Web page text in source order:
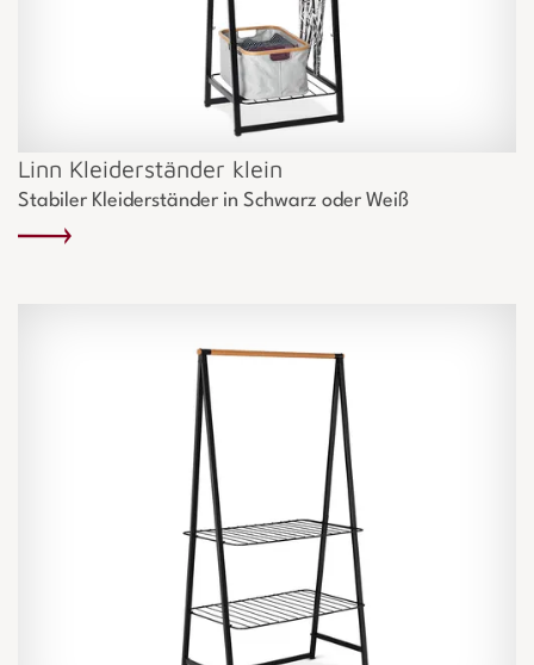
Linn Kleiderständer klein
Stabiler Kleiderständer in Schwarz oder Weiß